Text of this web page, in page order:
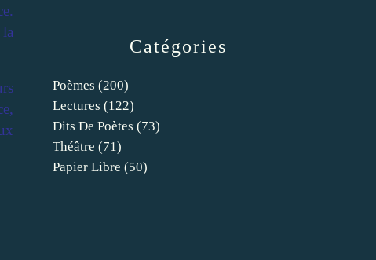
Catégories
Poèmes (200)
Lectures (122)
Dits De Poètes (73)
Théâtre (71)
Papier Libre (50)